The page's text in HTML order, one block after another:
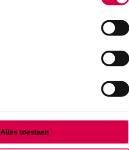
Alles toestaan